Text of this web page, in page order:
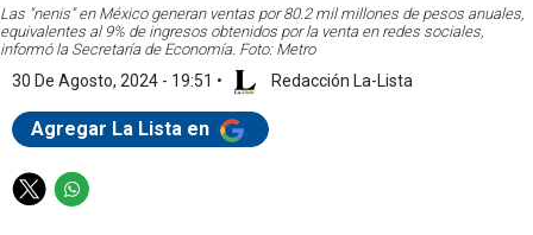
Las "nenis" en México generan ventas por 80.2 mil millones de pesos anuales,
equivalentes al 9% de ingresos obtenidos por la venta en redes sociales,
informó la Secretaría de Economía. Foto: Metro
30 De Agosto, 2024 - 19:51 • Redacción La-Lista
Agregar La Lista en
T
W